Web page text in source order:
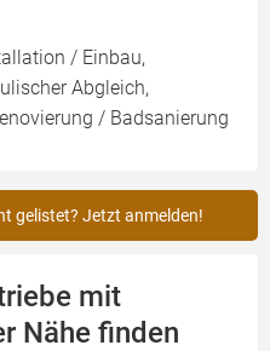
/ Einbau,
Abgleich,
/ Badsanierung
gelistet? Jetzt anmelden!
mit
Nähe finden